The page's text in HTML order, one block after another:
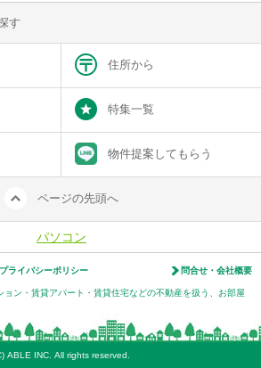
す
住所から
特集一覧
物件提案してもらう
ページの先頭へ
パソコン
プライバシーポリシー 問合せ・会社概要
ン・賃貸アパート・賃貸住宅などの不動産を扱う、お部屋
ABLE INC. All rights reserved.